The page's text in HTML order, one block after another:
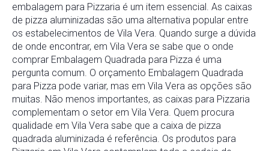
embalagem para Pizzaria é um item essencial. As caixas
de pizza aluminizadas são uma alternativa popular entre
os estabelecimentos de Vila Vera. Quando surge a dúvida
de onde encontrar, em Vila Vera se sabe que o onde
comprar Embalagem Quadrada para Pizza é uma
pergunta comum. O orçamento Embalagem Quadrada
para Pizza pode variar, mas em Vila Vera as opções são
muitas. Não menos importantes, as caixas para Pizzaria
complementam o setor em Vila Vera. Quem procura
qualidade em Vila Vera sabe que a caixa de pizza
quadrada aluminizada é referência. Os produtos para